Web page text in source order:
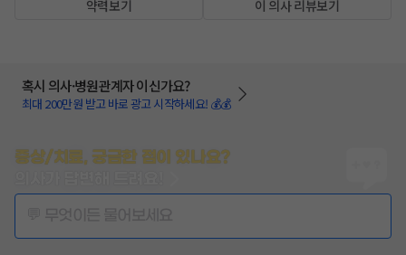
약력보기 이 의사 리뷰보기
혹시 의사·병원관계자 이신가요?
최대 200만원 받고 바로 광고 시작하세요! 💰💰
증상/치료, 궁금한 점이 있나요?